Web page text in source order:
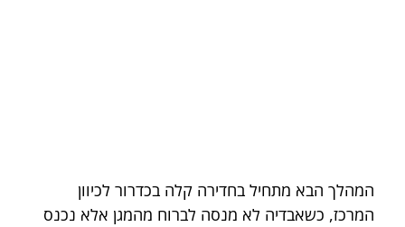
המהלך הבא מתחיל בחדירה קלה בכדרור לכיוון
המרכז, כשאבדיה לא מנסה לברוח מהמגן אלא נכנס